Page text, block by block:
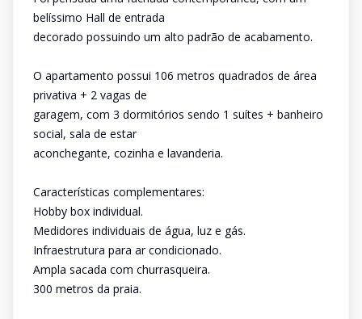
belíssimo Hall de entrada
decorado possuindo um alto padrão de acabamento.
O apartamento possui 106 metros quadrados de área
privativa + 2 vagas de
garagem, com 3 dormitórios sendo 1 suítes + banheiro
social, sala de estar
aconchegante, cozinha e lavanderia.
Características complementares:
Hobby box individual.
Medidores individuais de água, luz e gás.
Infraestrutura para ar condicionado.
Ampla sacada com churrasqueira.
300 metros da praia.